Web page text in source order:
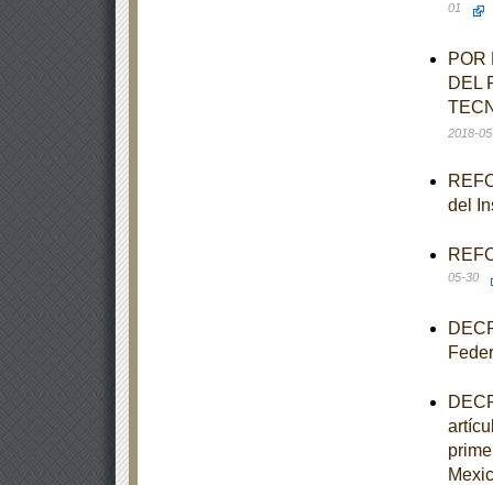
01
POR
DEL
2018-
del
05-30